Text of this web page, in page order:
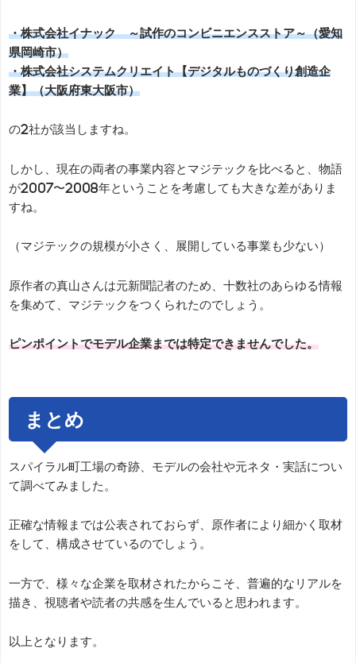
・株式会社イナック ～試作のコンビニエンスストア～（愛知
県岡崎市）
・株式会社システムクリエイト【デジタルものづくり創造企
業】（大阪府東大阪市）
の2社が該当しますね。
しかし、現在の両者の事業内容とマジテックを比べると、物語
が2007〜2008年ということを考慮しても大きな差がありま
すね。
（マジテックの規模が小さく、展開している事業も少ない）
原作者の真山さんは元新聞記者のため、十数社のあらゆる情報
を集めて、マジテックをつくられたのでしょう。
ピンポイントでモデル企業までは特定できませんでした。
まとめ
スパイラル町工場の奇跡、モデルの会社や元ネタ・実話につい
て調べてみました。
正確な情報までは公表されておらず、原作者により細かく取材
をして、構成させているのでしょう。
一方で、様々な企業を取材されたからこそ、普遍的なリアルを
描き、視聴者や読者の共感を生んでいると思われます。
以上となります。